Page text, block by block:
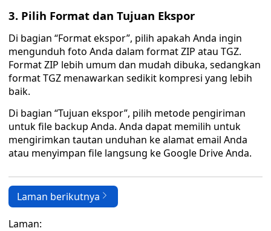
3. Pilih Format dan Tujuan Ekspor
Di bagian “Format ekspor”, pilih apakah Anda ingin
mengunduh foto Anda dalam format ZIP atau TGZ.
Format ZIP lebih umum dan mudah dibuka, sedangkan
format TGZ menawarkan sedikit kompresi yang lebih
baik.
Di bagian “Tujuan ekspor”, pilih metode pengiriman
untuk file backup Anda. Anda dapat memilih untuk
mengirimkan tautan unduhan ke alamat email Anda
atau menyimpan file langsung ke Google Drive Anda.
Laman berikutnya
Laman: